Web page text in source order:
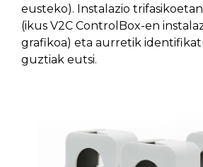
eusteko). Instalazio
(ikus V2C ControlBox-en
grafikoa) eta aurretik
guztiak eutsi.